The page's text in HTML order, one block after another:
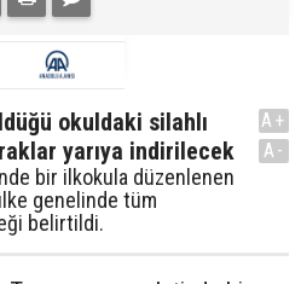
okuldaki silahlı
yarıya indirilecek
bir ilkokula düzenlenen
genelinde tüm
belirtildi.
A+
A-